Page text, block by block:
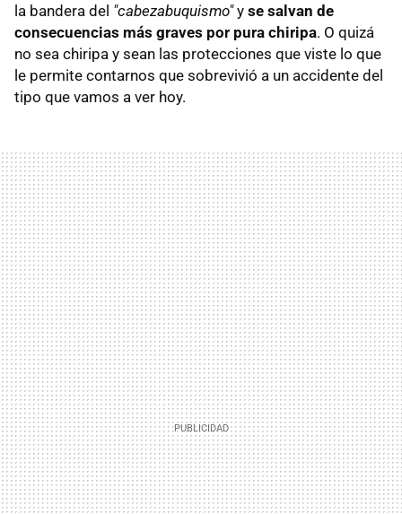
la bandera del "cabezabuquismo"y se salvan de
consecuencias más graves por pura chiripa. O quizá
no sea chiripa y sean las protecciones que viste lo que
le permite contarnos que sobrevivió a un accidente del
tipo que vamos a ver hoy.